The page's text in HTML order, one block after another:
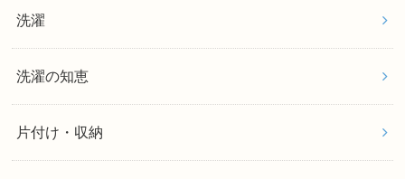
洗濯
洗濯の知恵
片付け・収納